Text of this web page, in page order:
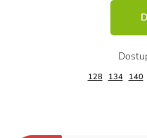
128 134 140